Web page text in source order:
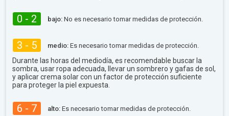
0 - 2 bajo: No es necesario tomar medidas de protección.
3 - 5 medio: Es necesario tomar medidas de protección.
Durante las horas del mediodía, es recomendable buscar la
sombra, usar ropa adecuada, llevar un sombrero y gafas de sol,
y aplicar crema solar con un factor de protección suficiente
para proteger la piel expuesta.
6 - 7 alto: Es necesario tomar medidas de protección.